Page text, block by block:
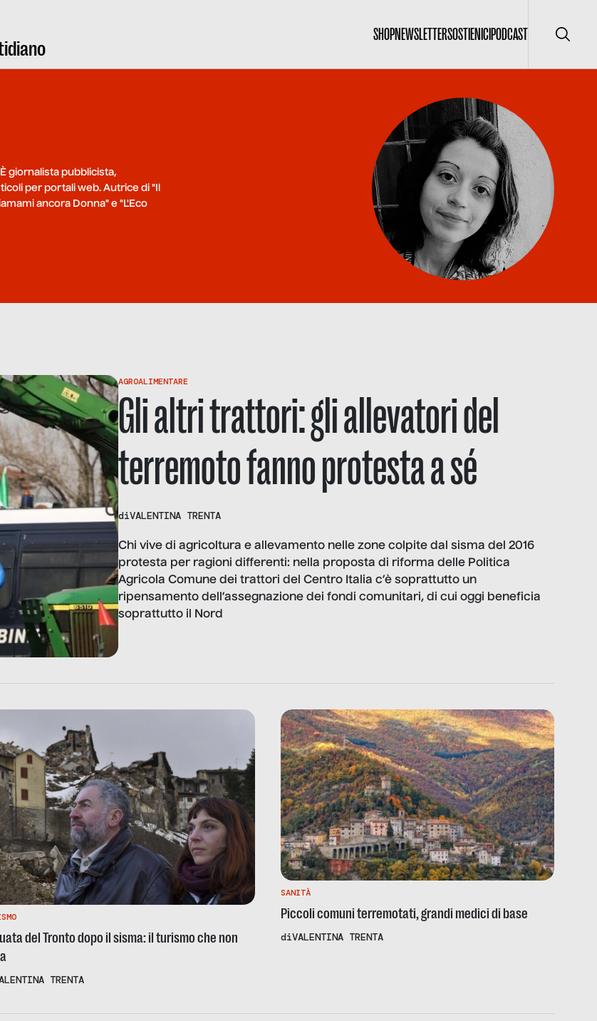
SHOPNEWSLETTERSOSTIENICIPODCAST Cerca
giornalista pubblicista,
per portali web. Autrice di "Il
ancora Donna" e "L'Eco
AGROALIMENTARE
Gli altri trattori: gli allevatori del
terremoto fanno protesta a sé
diVALENTINA TRENTA
Chi vive di agricoltura e allevamento nelle zone colpite dal sisma del 2016
protesta per ragioni differenti: nella proposta di riforma delle Politica
Agricola Comune dei trattori del Centro Italia c’è soprattutto un
ripensamento dell’assegnazione dei fondi comunitari, di cui oggi beneficia
soprattutto il Nord
del Tronto dopo il sisma: il turismo che non
TRENTA
SANITÀ
Piccoli comuni terremotati, grandi medici di base
diVALENTINA TRENTA